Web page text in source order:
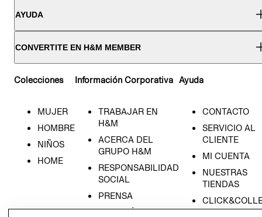
AYUDA
CONVERTITE EN H&M MEMBER
Colecciones
MUJER
HOMBRE
NIÑOS
HOME
Información Corporativa
TRABAJAR EN
H&M
ACERCA DEL
GRUPO H&M
RESPONSABILIDAD
SOCIAL
PRENSA
RELACIÓN CON
Ayuda
CONTACTO
SERVICIO AL
CLIENTE
MI CUENTA
NUESTRAS
TIENDAS
- RETIRO EN